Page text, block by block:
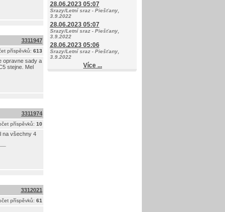
3311947
příspěvků: 613
opravne sady a
stejne. Mel
3311974
příspěvků: 10
na všechny 4
3312021
příspěvků: 61
28.06.2023 05:07
Srazy/Letní sraz - Piešťany,
3.9.2022
28.06.2023 05:07
Srazy/Letní sraz - Piešťany,
3.9.2022
28.06.2023 05:06
Srazy/Letní sraz - Piešťany,
3.9.2022
Více ...